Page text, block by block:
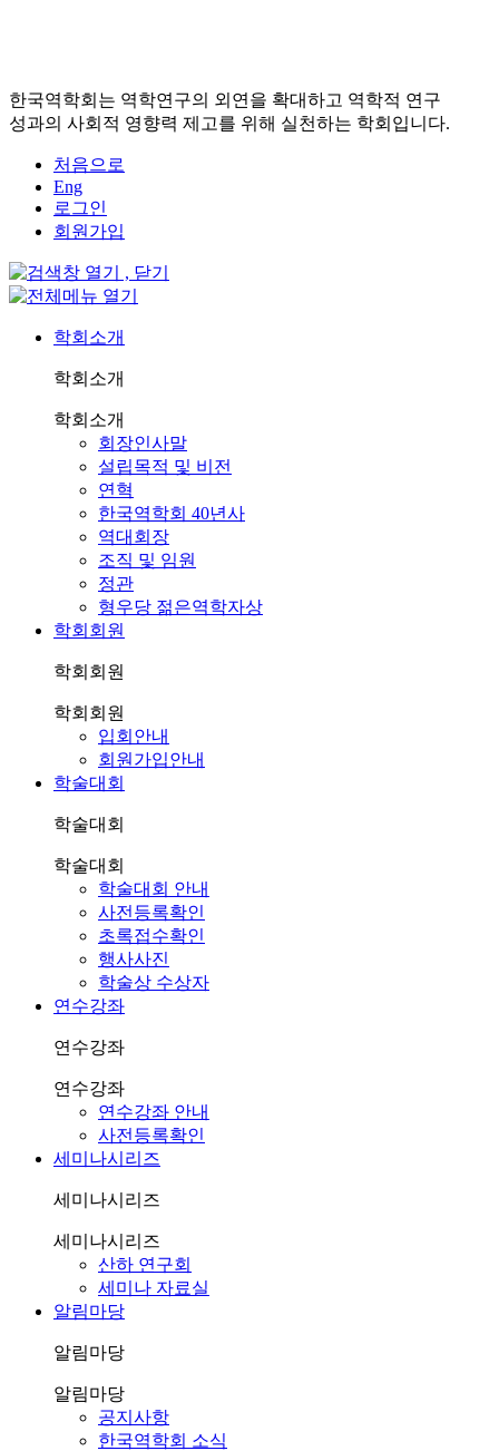
한국역학회는 역학연구의 외연을 확대하고 역학적 연구
성과의 사회적 영향력 제고를 위해 실천하는 학회입니다.
처음으로
Eng
로그인
회원가입
학회소개
학회소개
학회소개
회장인사말
설립목적 및 비전
연혁
한국역학회 40년사
역대회장
조직 및 임원
정관
형우당 젊은역학자상
학회회원
학회회원
학회회원
입회안내
회원가입안내
학술대회
학술대회
학술대회
학술대회 안내
사전등록확인
초록접수확인
행사사진
학술상 수상자
연수강좌
연수강좌
연수강좌
연수강좌 안내
사전등록확인
세미나시리즈
세미나시리즈
세미나시리즈
산하 연구회
세미나 자료실
알림마당
알림마당
알림마당
공지사항
한국역학회 소식